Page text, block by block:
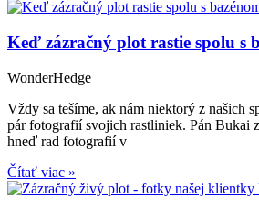
Keď zázračný plot rastie spolu s
WonderHedge
Vždy sa tešíme, ak nám niektorý z našich
pár fotografií svojich rastliniek. Pán Bukai
hneď rad fotografií v
Čítať viac »